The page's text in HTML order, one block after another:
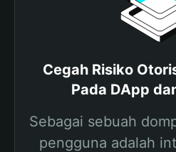
Cegah Risiko
Pada DApp
Sebagai sebuah
pengguna adalah